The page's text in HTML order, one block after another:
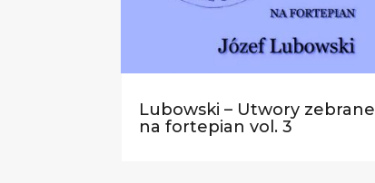
Lubowski – Utwory zebrane
na fortepian vol. 3